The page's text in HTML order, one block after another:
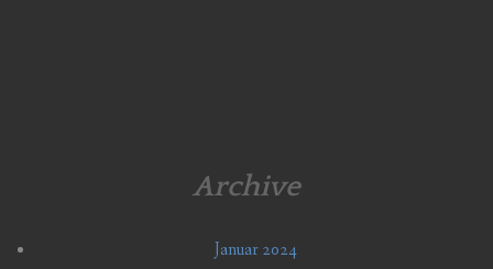
Archive
Januar 2024